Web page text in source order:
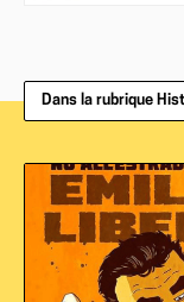
Dans la rubrique